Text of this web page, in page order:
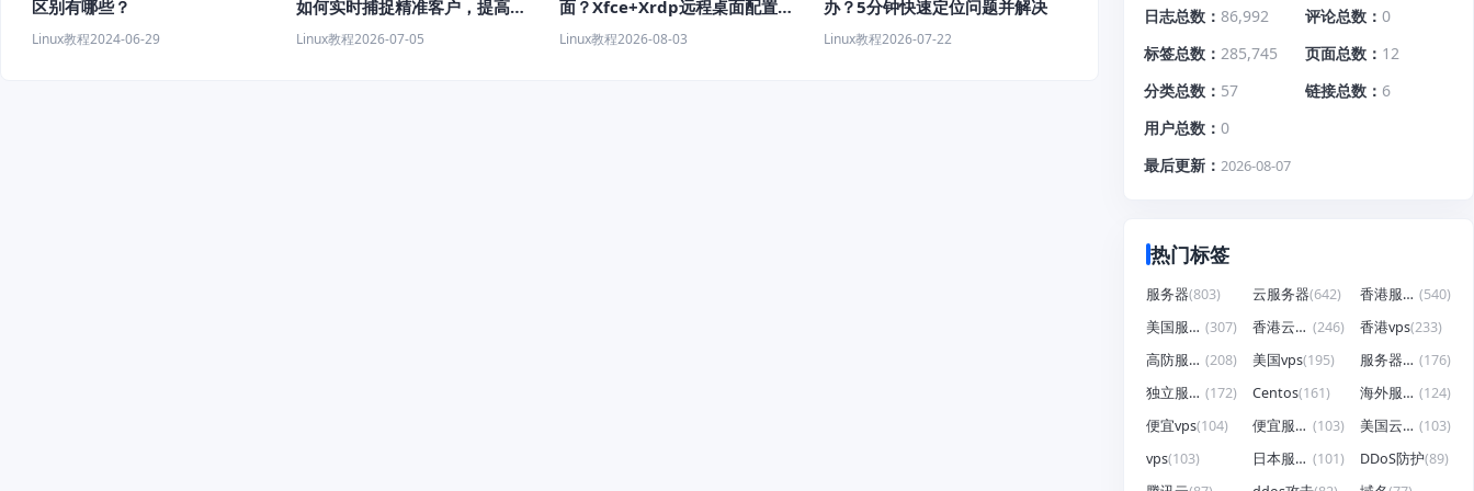
区别有哪些？
Linux教程2024-06-29
如何实时捕捉精准客户，提高获
客效率？
Linux教程2026-07-05
面？Xfce+Xrdp远程桌面配置教
程
Linux教程2026-08-03
办？5分钟快速定位问题并解决
Linux教程2026-07-22
日志总数 86,992 评论总数
0
标签总数
285,745 页面总数
12
分类总数
57 链接总数
6
用户总数
0
最后更新
2026-08-07
热门标签
服务器(803) 云服务器(642) 香港服务器 (540)
美国服务器 (307) 香港云服务器 (246) 香港vps(233)
高防服务器 (208) 美国vps(195) 服务器租用 (176)
独立服务器 (172) Centos(161) 海外服务器 (124)
便宜vps(104) 便宜服务器 (103) 美国云服务器 (103)
vps(103) 日本服务器 (101) DDoS防护(89)